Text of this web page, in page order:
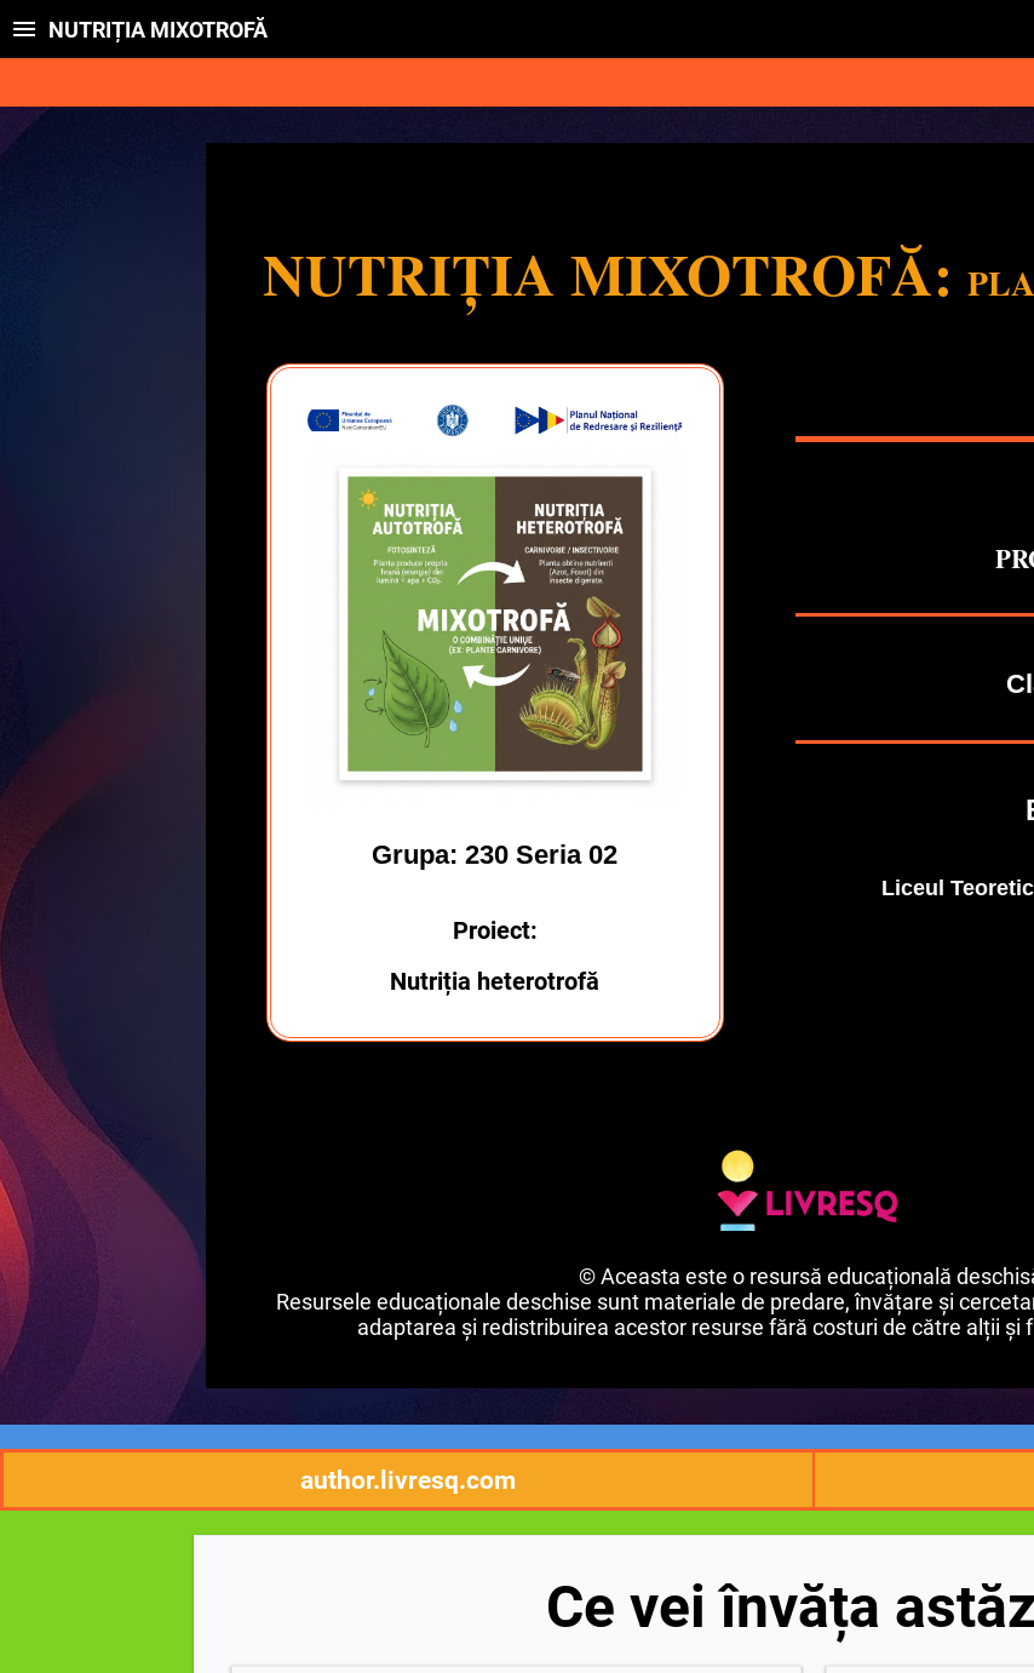
NUTRIȚIA MIXOTROFĂ
NUTRIȚIA MIXOTROFĂ:
Grupa: 230 Seria 02
Proiect:
Nutriția heterotrofă
Liceul
© Aceasta este o resursă educațională
Resursele educaționale deschise sunt materiale de predare, învățare și
adaptarea și redistribuirea acestor resurse fără costuri de către alții și
author.livresq.com
Ce vei învăța